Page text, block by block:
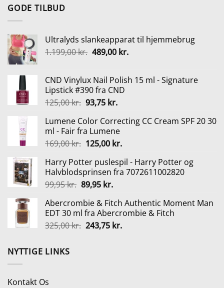
GODE TILBUD
Ultralyds slankeapparat til hjemmebrug
1.199,00kr. Den
var:
1.199,00 kr..
489,00 kr.Den
er:
CND Vinylux Nail Polish 15 ml - Signature
Lipstick #390 fra CND
125,00kr. Den
pris
var:
125,00 kr..
93,75 kr.Den
pris
er:
93,75 kr..
Lumene Color Correcting CC Cream SPF 20 30
ml - Fair fra Lumene
169,00kr. Den
pris
var:
169,00 kr..
125,00 kr.Den
pris
er:
Harry Potter puslespil - Harry Potter og
Halvblodsprinsen fra 7072611002820
99,95kr. Den
pris
var:
99,95 kr..
89,95 kr.Den
pris
er:
89,95 kr..
Abercrombie & Fitch Authentic Moment Man
EDT 30 ml fra Abercrombie & Fitch
325,00kr. Den
243,75 kr.Den
NYTTIGE LINKS
Kontakt Os